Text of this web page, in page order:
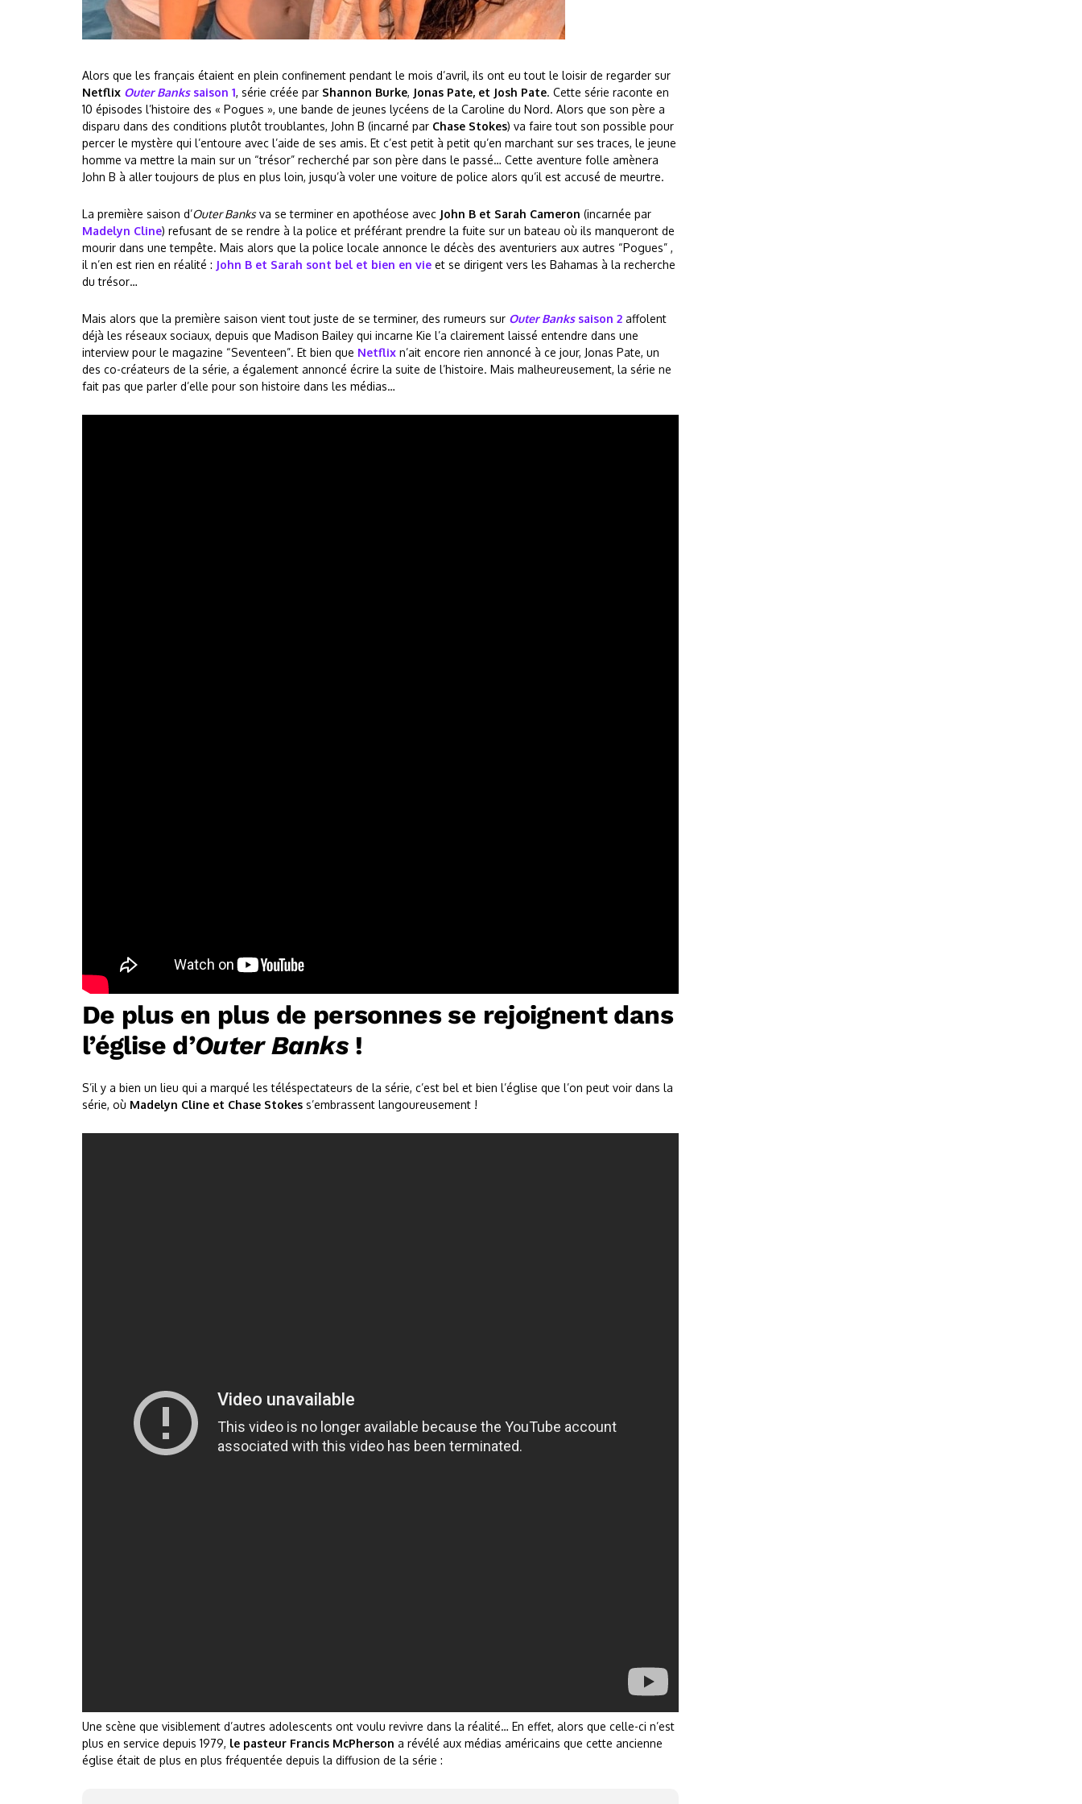
Alors que les français étaient en plein confinement pendant le mois d’avril, ils ont eu tout le loisir de regarder sur
Netflix Outer Banks saison 1, série créée par Shannon Burke, Jonas Pate, et Josh Pate. Cette série raconte en
10 épisodes l’histoire des « Pogues », une bande de jeunes lycéens de la Caroline du Nord. Alors que son père a
disparu dans des conditions plutôt troublantes, John B (incarné par Chase Stokes) va faire tout son possible pour
percer le mystère qui l’entoure avec l’aide de ses amis. Et c’est petit à petit qu’en marchant sur ses traces, le jeune
homme va mettre la main sur un “trésor” recherché par son père dans le passé… Cette aventure folle amènera
John B à aller toujours de plus en plus loin, jusqu’à voler une voiture de police alors qu’il est accusé de meurtre.
La première saison d’Outer Banksva se terminer en apothéose avec John B et Sarah Cameron (incarnée par
Madelyn Cline) refusant de se rendre à la police et préférant prendre la fuite sur un bateau où ils manqueront de
mourir dans une tempête. Mais alors que la police locale annonce le décès des aventuriers aux autres “Pogues” ,
il n’en est rien en réalité : John B et Sarah sont bel et bien en vie et se dirigent vers les Bahamas à la recherche
du trésor…
Mais alors que la première saison vient tout juste de se terminer, des rumeurs sur Outer Bankssaison 2 affolent
déjà les réseaux sociaux, depuis que Madison Bailey qui incarne Kie l’a clairement laissé entendre dans une
interview pour le magazine “Seventeen”. Et bien que Netflix n’ait encore rien annoncé à ce jour, Jonas Pate, un
des co-créateurs de la série, a également annoncé écrire la suite de l’histoire. Mais malheureusement, la série ne
fait pas que parler d’elle pour son histoire dans les médias…
De plus en plus de personnes se rejoignent dans
l’église d’Outer Banks!
S’il y a bien un lieu qui a marqué les téléspectateurs de la série, c’est bel et bien l’église que l’on peut voir dans la
série, où Madelyn Cline et Chase Stokes s’embrassent langoureusement !
Une scène que visiblement d’autres adolescents ont voulu revivre dans la réalité… En effet, alors que celle-ci n’est
plus en service depuis 1979, le pasteur Francis McPherson a révélé aux médias américains que cette ancienne
église était de plus en plus fréquentée depuis la diffusion de la série :